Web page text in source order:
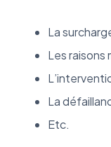
La
Les
La
Etc.